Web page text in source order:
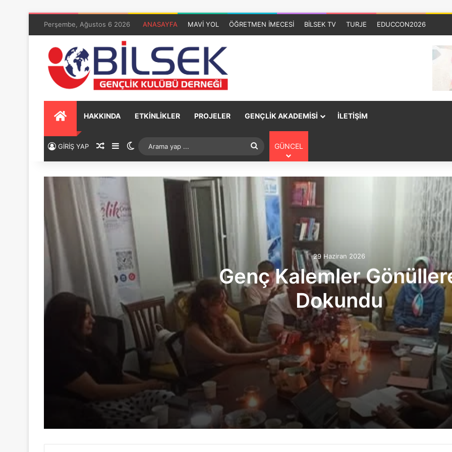
Perşembe, Ağustos 6 2026 ANASAYFA MAVİ YOL ÖĞRETMEN İMECESİ BİLSEK TV TURJE EDUCCON2026
HAKKINDA ETKİNLİKLER PROJELER GENÇLİK AKADEMİSİ İLETİŞİM
GİRİŞ YAP GÜNCEL
29 Haziran 2026
Genç Kalemler
Dokundu
Genç Kalemler Gönüllere Dokundu